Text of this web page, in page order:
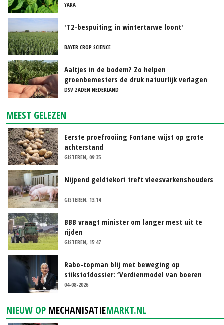
YARA
'T2-bespuiting in wintertarwe loont'
BAYER CROP SCIENCE
Aaltjes in de bodem? Zo helpen
groenbemesters de druk natuurlijk verlagen
DSV ZADEN NEDERLAND
MEEST GELEZEN
Eerste proefrooiing Fontane wijst op grote
achterstand
GISTEREN, 09:35
Nijpend geldtekort treft vleesvarkenshouders
GISTEREN, 13:14
BBB vraagt minister om langer mest uit te
rijden
GISTEREN, 15:47
Rabo-topman blij met beweging op
stikstofdossier: ‘Verdienmodel van boeren
blijft cruciaal’
04-08-2026
NIEUW OP MECHANISATIEMARKT.NL